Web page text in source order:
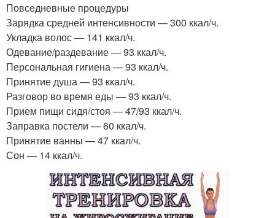
Повседневные процедуры
Зарядка средней интенсивности — 300 ккал/ч.
Укладка волос — 141 ккал/ч.
Одевание/раздевание — 93 ккал/ч.
Персональная гигиена — 93 ккал/ч.
Принятие душа — 93 ккал/ч.
Разговор во время еды — 93 ккал/ч.
Прием пищи сидя/стоя — 47/93 ккал/ч.
Заправка постели — 60 ккал/ч.
Принятие ванны — 47 ккал/ч.
Сон — 14 ккал/ч.